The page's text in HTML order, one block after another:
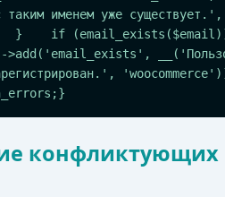
таким именем уже
}    if
конфликтующих